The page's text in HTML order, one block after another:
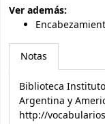
Ver además:
Notas
Biblioteca
Argentina y
http://